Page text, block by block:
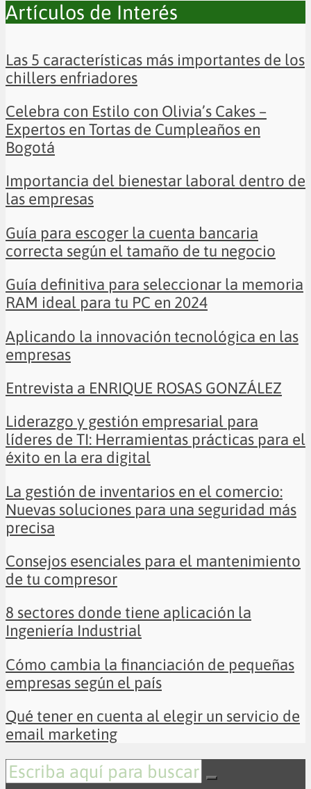
Artículos de Interés
Las 5 características más importantes de los
chillers enfriadores
Celebra con Estilo con Olivia’s Cakes –
Expertos en Tortas de Cumpleaños en
Bogotá
Importancia del bienestar laboral dentro de
las empresas
Guía para escoger la cuenta bancaria
correcta según el tamaño de tu negocio
Guía definitiva para seleccionar la memoria
RAM ideal para tu PC en 2024
Aplicando la innovación tecnológica en las
empresas
Entrevista a ENRIQUE ROSAS GONZÁLEZ
Liderazgo y gestión empresarial para
líderes de TI: Herramientas prácticas para el
éxito en la era digital
La gestión de inventarios en el comercio:
Nuevas soluciones para una seguridad más
precisa
Consejos esenciales para el mantenimiento
de tu compresor
8 sectores donde tiene aplicación la
Ingeniería Industrial
Cómo cambia la financiación de pequeñas
empresas según el país
Qué tener en cuenta al elegir un servicio de
email marketing